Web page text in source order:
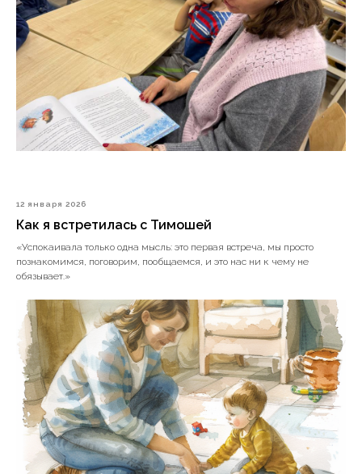
12 января 2026
Как я встретилась с Тимошей
«Успокаивала только одна мысль: это первая встреча, мы просто
познакомимся, поговорим, пообщаемся, и это нас ни к чему не
обязывает.»